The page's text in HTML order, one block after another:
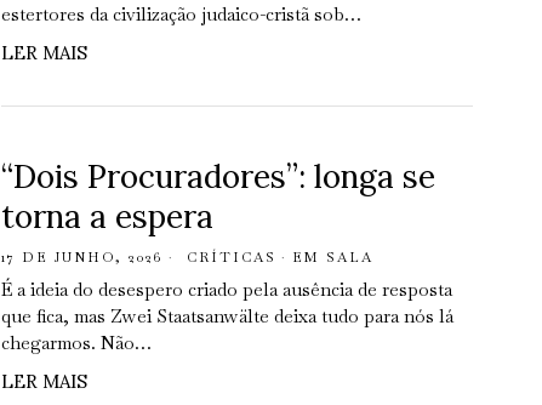
estertores da civilização judaico-cristã sob…
LER MAIS
“Dois Procuradores”: longa se
torna a espera
17 DE JUNHO, 2026 CRÍTICAS · EM SALA
É a ideia do desespero criado pela ausência de resposta
que fica, mas Zwei Staatsanwälte deixa tudo para nós lá
chegarmos. Não…
LER MAIS